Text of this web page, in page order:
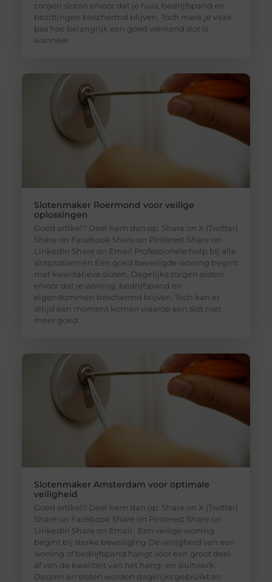
zorgen sloten ervoor dat je huis, bedrijfspand en
bezittingen beschermd blijven. Toch merk je vaak
pas hoe belangrijk een goed werkend slot is
wanneer
Slotenmaker Roermond voor veilige
oplossingen
Goed artikel? Deel hem dan op: Share on X (Twitter)
Share on Facebook Share on Pinterest Share on
LinkedIn Share on Email Professionele hulp bij alle
slotproblemen Een goed beveiligde woning begint
met kwalitatieve sloten. Dagelijks zorgen sloten
ervoor dat je woning, bedrijfspand en
eigendommen beschermd blijven. Toch kan er
altijd een moment komen waarop een slot niet
meer goed
Slotenmaker Amsterdam voor optimale
veiligheid
Goed artikel? Deel hem dan op: Share on X (Twitter)
Share on Facebook Share on Pinterest Share on
LinkedIn Share on Email Een veilige woning
begint bij sterke beveiliging De veiligheid van een
woning of bedrijfspand hangt voor een groot deel
af van de kwaliteit van het hang- en sluitwerk.
Deuren en sloten worden dagelijks gebruikt en